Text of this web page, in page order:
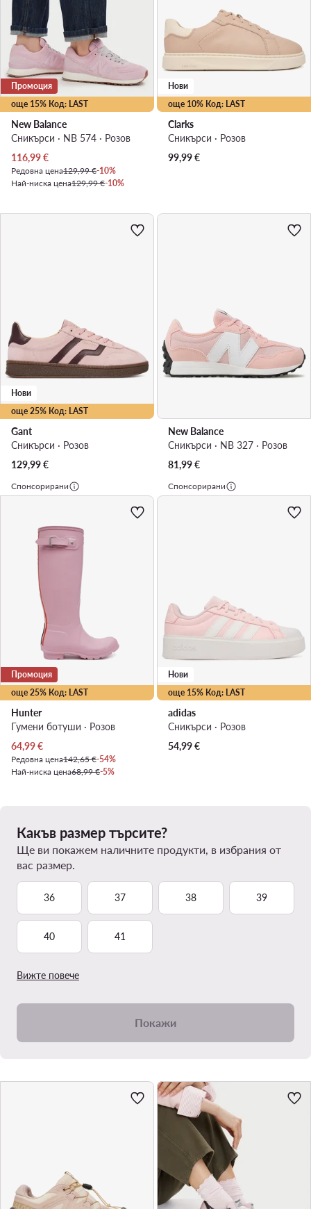
още 15% Код: LAST
Промоция
New Balance
Сникърси · NB 574 · Розов
Актуална цена
116,99€
Редовна цена129,99 €-10%
Най-ниска цена129,99 €-10%
още 10% Код: LAST
Нови
Clarks
Сникърси · Розов
99,99€
още 25% Код: LAST
Нови
Gant
Сникърси · Розов
129,99€
New Balance
Сникърси · NB 327 · Розов
81,99€
Спонсорирани
още 25% Код: LAST
Промоция
Hunter
Гумени ботуши · Розов
Актуална цена
64,99€
Редовна цена142,65 €-54%
Най-ниска цена68,99 €-5%
Спонсорирани
още 15% Код: LAST
Нови
adidas
Сникърси · Розов
54,99€
Какъв размер търсите?
Ще ви покажем наличните продукти, в избрания от
вас размер.
36 37 38 39
40 41
Вижте повече
Покажи